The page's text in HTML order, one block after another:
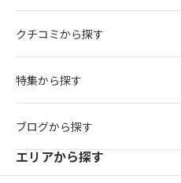
クチコミから探す
特集から探す
ブログから探す
エリアから探す